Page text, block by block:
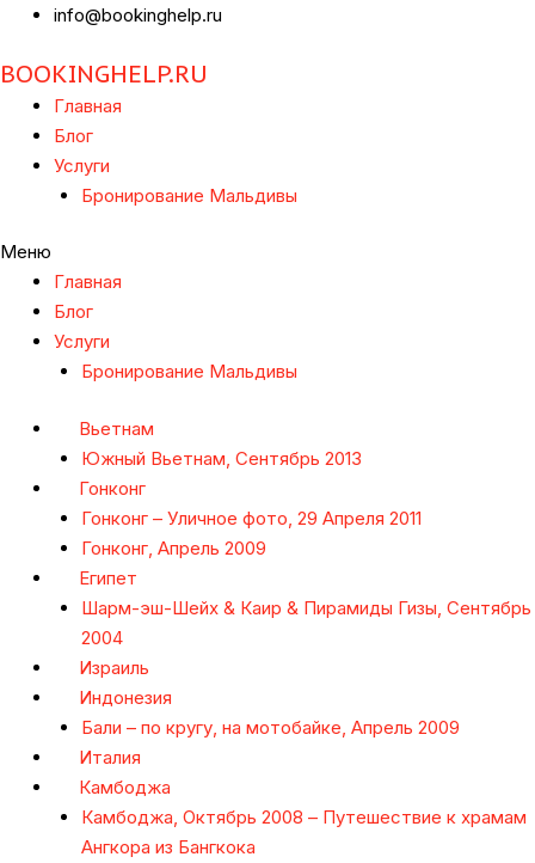
info@bookinghelp.ru
BOOKINGHELP.RU
Главная
Блог
Услуги
Бронирование Мальдивы
Меню
Главная
Блог
Услуги
Бронирование Мальдивы
Вьетнам
Южный Вьетнам, Сентябрь 2013
Гонконг
Гонконг – Уличное фото, 29 Апреля 2011
Гонконг, Апрель 2009
Египет
Шарм-эш-Шейх & Каир & Пирамиды Гизы, Сентябрь
2004
Израиль
Индонезия
Бали – по кругу, на мотобайке, Апрель 2009
Италия
Камбоджа
Камбоджа, Октябрь 2008 – Путешествие к храмам
Ангкора из Бангкока